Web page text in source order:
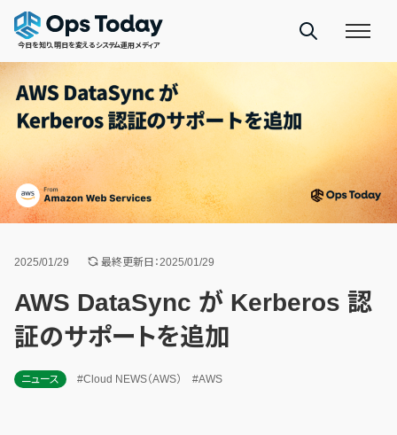
今日を知り、明日を変えるシステム運用メディア
2025/01/29 最終更新日：2025/01/29
AWS DataSync が Kerberos 認
証のサポートを追加
ニュース #Cloud NEWS（AWS） #AWS